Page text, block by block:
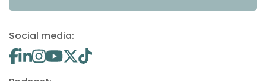
Social media: